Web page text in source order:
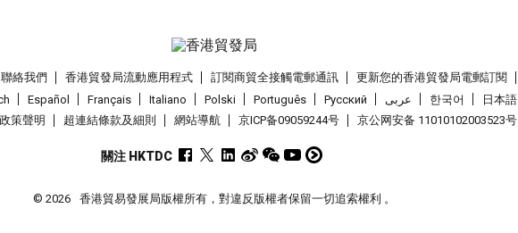
聯絡我們 香港貿發局流動應用程式 訂閱商貿全接觸電郵通訊 更新您的香港貿發局電郵訂閱
Español Français Italiano Polski Português Pусский عربى 한국어
日本語
策聲明 超連結條款及細則 網站導航 京ICP备09059244号 京公网安备 11010102003523号
關注 HKTDC
© 2026 香港貿易發展局版權所有，對違反版權者保留一切追索權利 。